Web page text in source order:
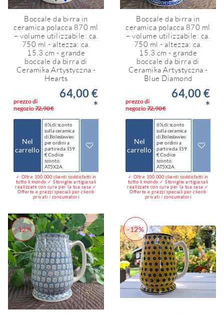
Boccale da birra in
ceramica polacca 870 ml
– volume utilizzabile: ca.
750 ml - altezza: ca.
15,3 cm - grande
boccale da birra di
Ceramika Artystyczna -
Hearts
prezzo di
negozio72,90 €
64,00 €
*
Nel
carrello
6% di sconto
sulla ceramica
di Bolesławiec
per ordini a
partire da 159
€ Codice
sconto:
AT5X2A
✓ Oltre 100.000 clienti soddisfatti in
tutto il mondo ✓ Stoviglie artigianali
realizzate con cura per la tua casa ✓
Offerte e prezzi speciali per clienti
privati / consumatori
Boccale da birra in
ceramica polacca 870 ml
– volume utilizzabile: ca.
750 ml - altezza: ca.
15,3 cm - grande
boccale da birra di
Ceramika Artystyczna -
Blue Diamond
prezzo di
negozio72,90 €
64,00 €
*
Nel
carrello
6% di sconto
sulla ceramica
di Bolesławiec
per ordini a
partire da 159
€ Codice
sconto:
AT5X2A
✓ Oltre 100.000 clienti soddisfatti in
tutto il mondo ✓ Stoviglie artigianali
realizzate con cura per la tua casa ✓
Offerte e prezzi speciali per clienti
privati / consumatori
-12% -12%